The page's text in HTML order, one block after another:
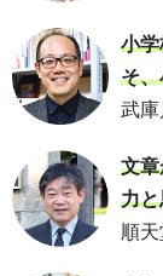
小
そ
武庫
文
力
順